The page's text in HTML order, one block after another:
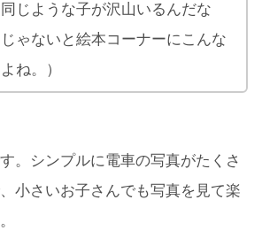
じような子が沢山いるんだな
ゃないと絵本コーナーにこんな
ね。）
。シンプルに電車の写真がたくさ
小さいお子さんでも写真を見て楽